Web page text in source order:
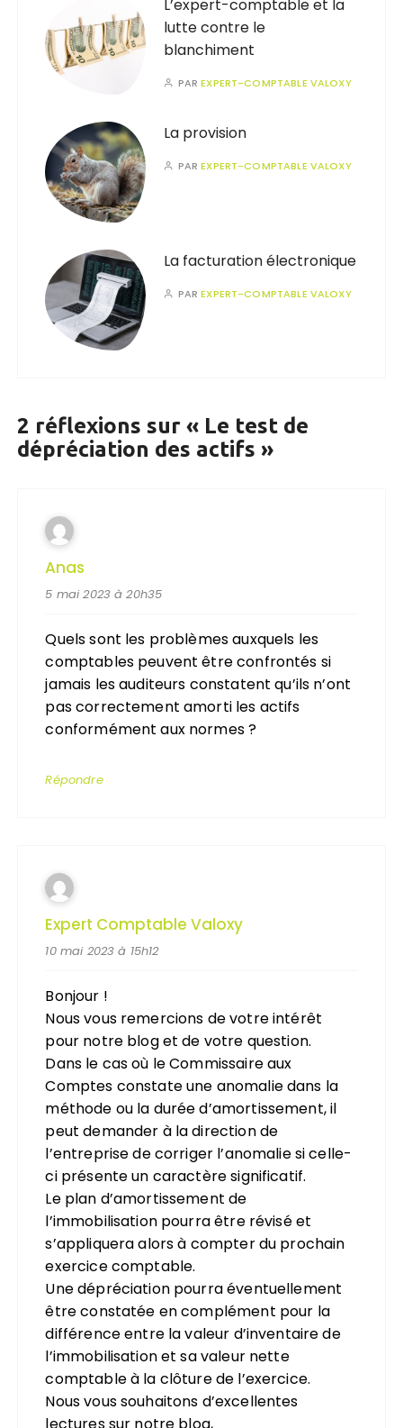
L’expert-comptable et la
lutte contre le
blanchiment
PAREXPERT-COMPTABLE VALOXY
La provision
PAREXPERT-COMPTABLE VALOXY
La facturation électronique
PAREXPERT-COMPTABLE VALOXY
2 réflexions sur « Le test de
dépréciation des actifs »
Anas
5 mai 2023 à 20h35
Quels sont les problèmes auxquels les
comptables peuvent être confrontés si
jamais les auditeurs constatent qu’ils n’ont
pas correctement amorti les actifs
conformément aux normes ?
Répondre
Expert Comptable Valoxy
10 mai 2023 à 15h12
Bonjour !
Nous vous remercions de votre intérêt
pour notre blog et de votre question.
Dans le cas où le Commissaire aux
Comptes constate une anomalie dans la
méthode ou la durée d’amortissement, il
peut demander à la direction de
l’entreprise de corriger l’anomalie si celle-
ci présente un caractère significatif.
Le plan d’amortissement de
l’immobilisation pourra être révisé et
s’appliquera alors à compter du prochain
exercice comptable.
Une dépréciation pourra éventuellement
être constatée en complément pour la
différence entre la valeur d’inventaire de
l’immobilisation et sa valeur nette
comptable à la clôture de l’exercice.
Nous vous souhaitons d’excellentes
lectures sur notre blog,